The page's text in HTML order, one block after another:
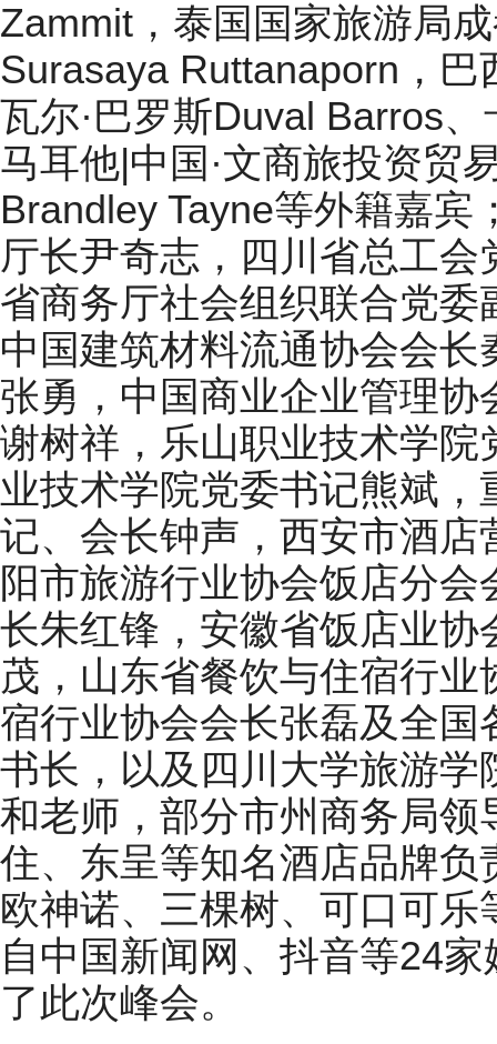
Zammit，泰国国家旅游局
Surasaya Ruttanaporn，
瓦尔·巴罗斯Duval Barros
马耳他|中国·文商旅投资贸
Brandley Tayne等外籍嘉
厅长尹奇志，四川省总工
省商务厅社会组织联合党
中国建筑材料流通协会会
张勇，中国商业企业管理
谢树祥，乐山职业技术学
业技术学院党委书记熊斌
记、会长钟声，西安市酒
阳市旅游行业协会饭店分
长朱红锋，安徽省饭店业
茂，山东省餐饮与住宿行
宿行业协会会长张磊及全
书长，以及四川大学旅游
和老师，部分市州商务局
住、东呈等知名酒店品牌
欧神诺、三棵树、可口可
自中国新闻网、抖音等24
了此次峰会。